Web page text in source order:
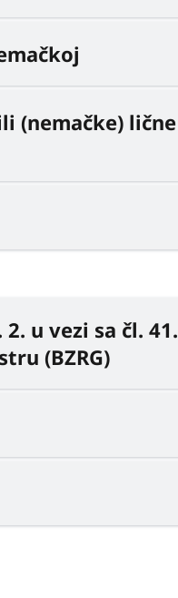
(nemačke)
u vezi sa čl.
(BZRG)